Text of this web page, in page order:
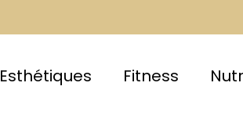
Esthétiques Fitness